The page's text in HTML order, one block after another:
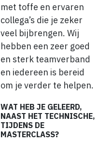
met toffe en ervaren
collega’s die je zeker
veel bijbrengen. Wij
hebben een zeer goed
en sterk teamverband
en iedereen is bereid
om je verder te helpen.
WAT HEB JE GELEERD,
NAAST HET TECHNISCHE,
TIJDENS DE
MASTERCLASS?